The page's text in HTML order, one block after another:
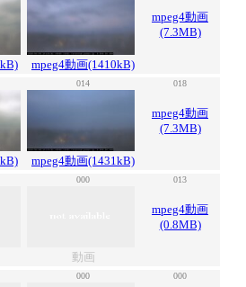
mpeg4動画
(7.3MB)
mpeg4動画(1410kB)
014 018
mpeg4動画
(7.3MB)
mpeg4動画(1431kB)
000 013
mpeg4動画
(0.8MB)
動画
000 000